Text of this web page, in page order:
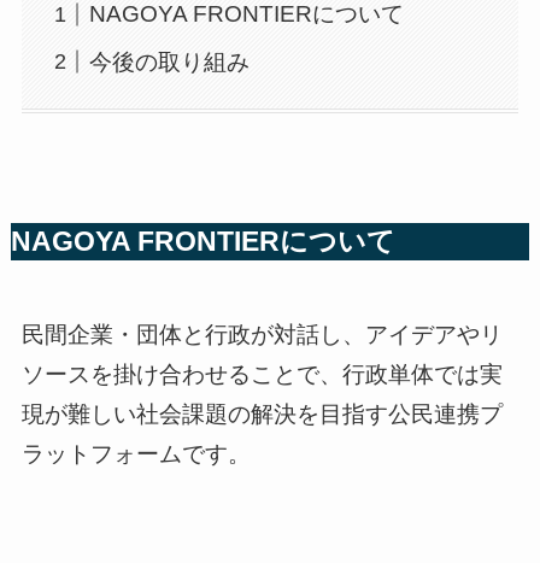
NAGOYA FRONTIERについて
今後の取り組み
NAGOYA FRONTIERについて
民間企業・団体と行政が対話し、アイデアやリ
ソースを掛け合わせることで、行政単体では実
現が難しい社会課題の解決を目指す公民連携プ
ラットフォームです。